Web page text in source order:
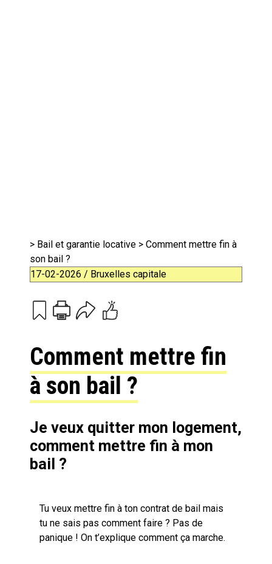
> Bail et garantie locative > Comment mettre fin à
son bail ?
17-02-2026 / Bruxelles capitale
PrintEmail
Comment mettre fin
à son bail ?
Je veux quitter mon logement,
comment mettre fin à mon
bail ?
Tu veux mettre fin à ton contrat de bail mais
tu ne sais pas comment faire ? Pas de
panique ! On t’explique comment ça marche.